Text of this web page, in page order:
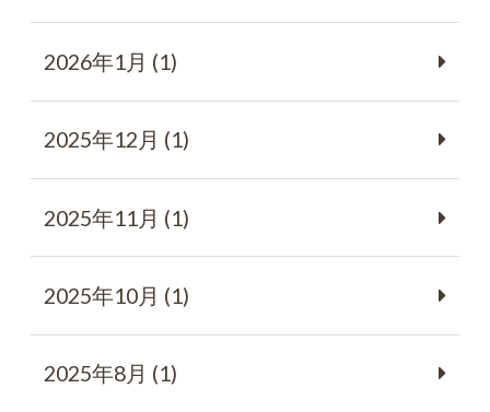
2026年1月 (1)
2025年12月 (1)
2025年11月 (1)
2025年10月 (1)
2025年8月 (1)